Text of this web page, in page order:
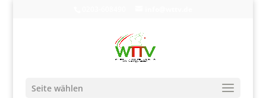
Seite wählen